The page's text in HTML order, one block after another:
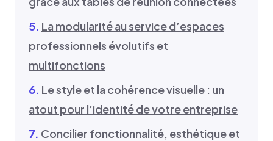
La modularité au service d’espaces
professionnels évolutifs et
multifonctions
Le style et la cohérence visuelle : un
atout pour l’identité de votre entreprise
Concilier fonctionnalité, esthétique et